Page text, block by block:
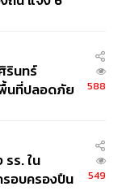
รินทร์
นที่ปลอดภัย
588
ร. ใน
อบครองปืน
549